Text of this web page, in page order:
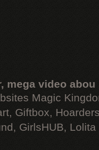
mega video abou
Magic
Giftbox,
GirlsHUB, Lolita